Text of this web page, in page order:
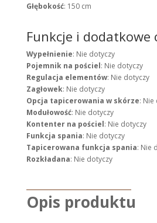
Głębokość: 150 cm
Funkcje i dodatkowe
Wypełnienie: Nie dotyczy
Pojemnik na pościel: Nie dotyczy
Regulacja elementów: Nie dotyczy
Zagłowek: Nie dotyczy
Opcja tapicerowania w skórze: Nie
Modułowość: Nie dotyczy
Kontenter na pościel: Nie dotyczy
Funkcja spania: Nie dotyczy
Tapicerowana funkcja spania: Nie
Rozkładana: Nie dotyczy
Opis produktu